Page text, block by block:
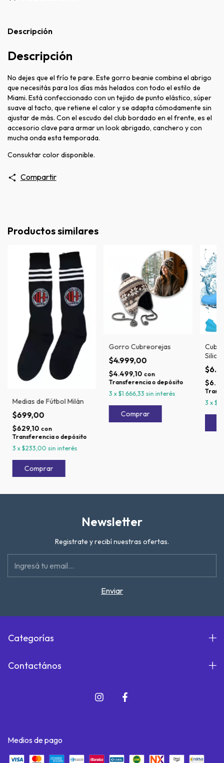
Descripción
Descripción
No dejes que el frío te pare. Este gorro beanie combina el abrigo
que necesitás para los días más helados con todo el estilo de
Miami. Está confeccionado con un tejido de punto elástico, súper
suave al tacto, que retiene el calor y se adapta cómodamente sin
ajustar de más. Con el escudo del club bordado en el frente, es el
accesorio clave para armar un look abrigado, canchero y con
mucha onda esta temporada.
Consuktar color disponible.
Compartir
Productos similares
Medias de Fútbol Milán
$699,00
$629,10 con
Transferencia o depósito
3 x$233,00 sin interés
Gorro Cubreorejas
$4.999,00
$4.499,10 con
Transferencia o depósito
3 x$1.666,33 sin interés
3 x
Newsletter
Registrate y recibí nuestras ofertas.
Categorías
Contactános
Medios de pago